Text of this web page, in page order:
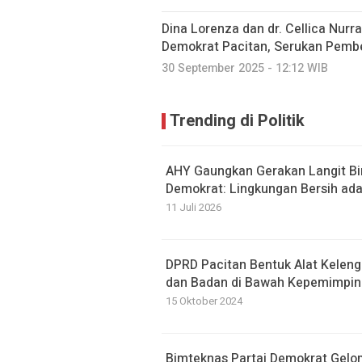
Dina Lorenza dan dr. Cellica
Demokrat Pacitan, Serukan
30 September 2025 - 12:12 WIB
Trending di Politik
AHY Gaungkan Gerakan Langit
Demokrat: Lingkungan Bersih
11 Juli 2026
DPRD Pacitan Bentuk Alat
dan Badan di Bawah
15 Oktober 2024